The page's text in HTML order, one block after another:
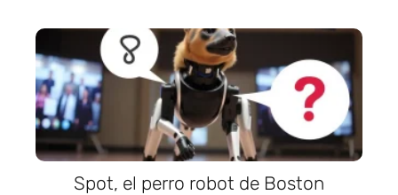
Spot, el perro robot de Boston